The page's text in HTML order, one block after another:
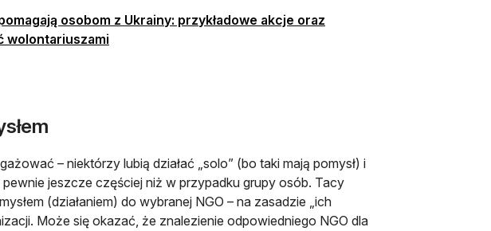
osobom z Ukrainy: przykładowe akcje oraz
wolontariuszami
– niektórzy lubią działać „solo” (bo taki mają pomysł) i
jeszcze częściej niż w przypadku grupy osób. Tacy
(działaniem) do wybranej NGO – na zasadzie „ich
Może się okazać, że znalezienie odpowiedniego NGO dla